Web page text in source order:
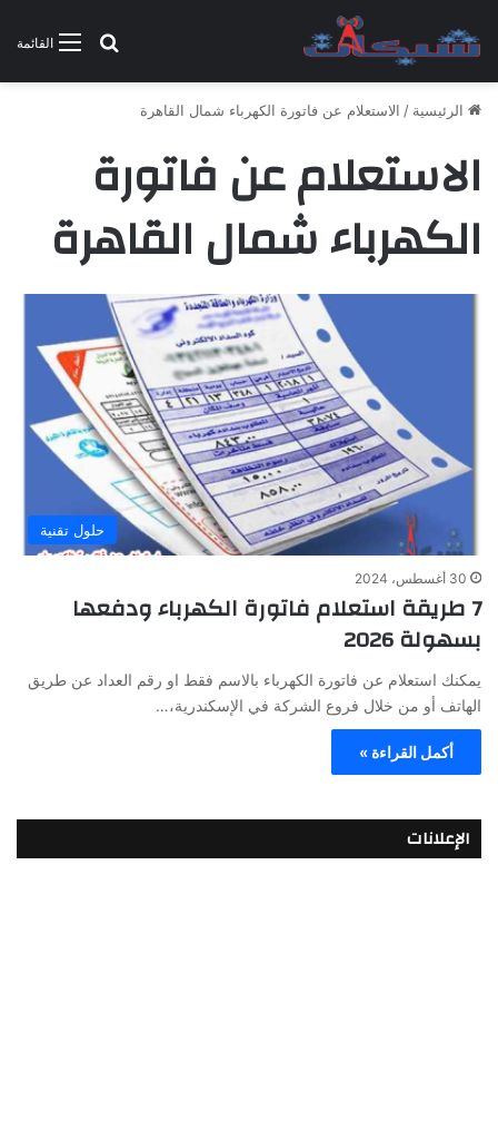
القائمةبحث عن
الرئيسية / الاستعلام عن فاتورة الكهرباء شمال القاهرة
الاستعلام عن فاتورة
الكهرباء شمال القاهرة
حلول تقنية
30 أغسطس، 2024
7 طريقة استعلام فاتورة الكهرباء ودفعها
بسهولة 2026
يمكنك استعلام عن فاتورة الكهرباء بالاسم فقط او رقم العداد عن طريق
الهاتف أو من خلال فروع الشركة في الإسكندرية،…
أكمل القراءة »
الإعلانات